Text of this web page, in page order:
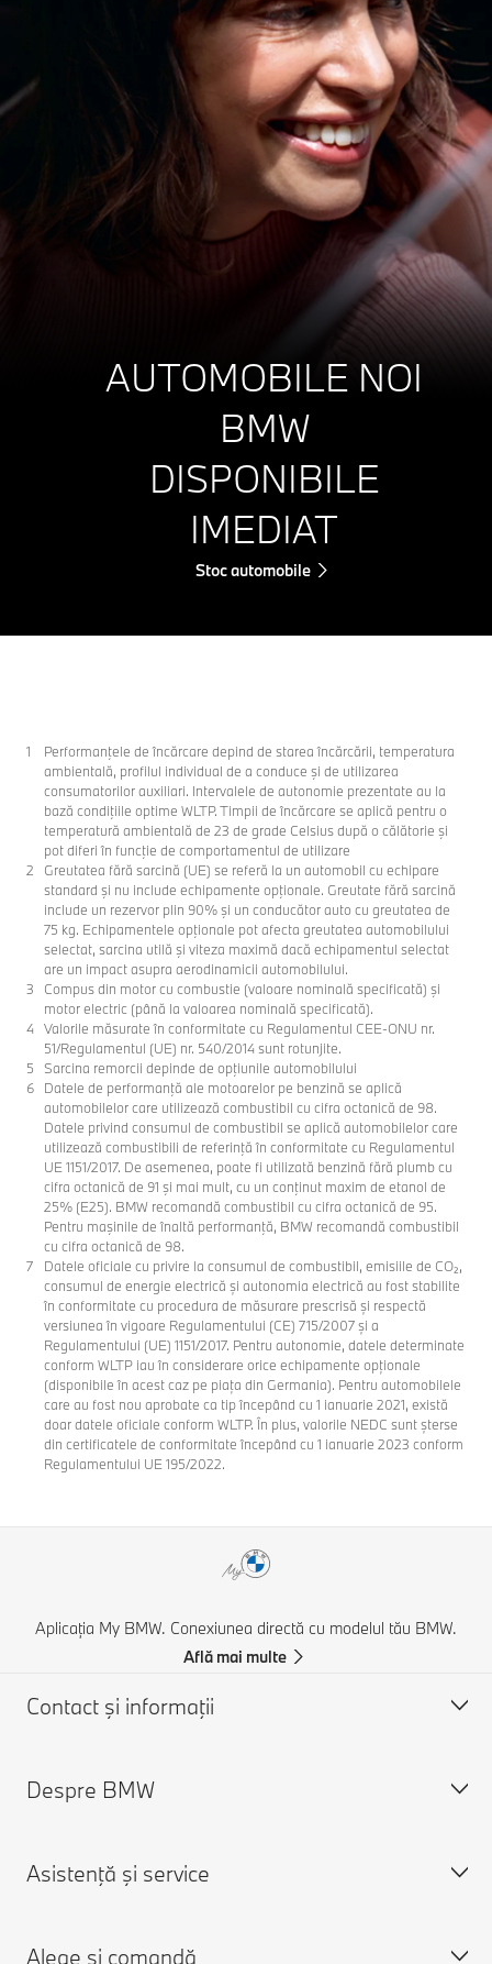
AUTOMOBILE NOI
BMW
DISPONIBILE
IMEDIAT
Stoc automobile
Performanţele de încărcare depind de starea încărcării, temperatura
ambientală, profilul individual de a conduce şi de utilizarea
consumatorilor auxiliari. Intervalele de autonomie prezentate au la
bază condiţiile optime WLTP. Timpii de încărcare se aplică pentru o
temperatură ambientală de 23 de grade Celsius după o călătorie şi
pot diferi în funcţie de comportamentul de utilizare
Greutatea fără sarcină (UE) se referă la un automobil cu echipare
standard şi nu include echipamente opţionale. Greutate fără sarcină
include un rezervor plin 90% şi un conducător auto cu greutatea de
75 kg. Echipamentele opţionale pot afecta greutatea automobilului
selectat, sarcina utilă şi viteza maximă dacă echipamentul selectat
are un impact asupra aerodinamicii automobilului.
Compus din motor cu combustie (valoare nominală specificată) şi
motor electric (până la valoarea nominală specificată).
Valorile măsurate în conformitate cu Regulamentul CEE-ONU nr.
51/Regulamentul (UE) nr. 540/2014 sunt rotunjite.
Sarcina remorcii depinde de opţiunile automobilului
Datele de performanţă ale motoarelor pe benzină se aplică
automobilelor care utilizează combustibil cu cifra octanică de 98.
Datele privind consumul de combustibil se aplică automobilelor care
utilizează combustibili de referinţă în conformitate cu Regulamentul
UE 1151/2017. De asemenea, poate fi utilizată benzină fără plumb cu
cifra octanică de 91 şi mai mult, cu un conţinut maxim de etanol de
25% (E25). BMW recomandă combustibil cu cifra octanică de 95.
Pentru maşinile de înaltă performanţă, BMW recomandă combustibil
cu cifra octanică de 98.
Datele oficiale cu privire la consumul de combustibil, emisiile de CO₂,
consumul de energie electrică și autonomia electrică au fost stabilite
în conformitate cu procedura de măsurare prescrisă și respectă
versiunea în vigoare Regulamentului (CE) 715/2007 și a
Regulamentului (UE) 1151/2017. Pentru autonomie, datele determinate
conform WLTP iau în considerare orice echipamente opționale
(disponibile în acest caz pe piața din Germania). Pentru automobilele
care au fost nou aprobate ca tip începând cu 1 ianuarie 2021, există
doar datele oficiale conform WLTP. În plus, valorile NEDC sunt șterse
din certificatele de conformitate începând cu 1 ianuarie 2023 conform
Regulamentului UE 195/2022.
Aplicația My BMW. Conexiunea directă cu modelul tău BMW.
Află mai multe
Contact şi informaţii
Asistență și Contact
Caută un partener BMW
Cere o ofertă
Despre BMW
Despre noi
Despre BMW Group
Asistenţă şi service
Programare în service
Alege și comandă